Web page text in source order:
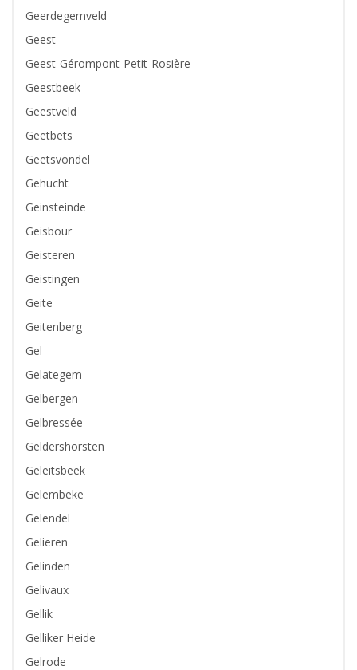
Geerdegemveld
Geest
Geest-Gérompont-Petit-Rosière
Geestbeek
Geestveld
Geetbets
Geetsvondel
Gehucht
Geinsteinde
Geisbour
Geisteren
Geistingen
Geite
Geitenberg
Gel
Gelategem
Gelbergen
Gelbressée
Geldershorsten
Geleitsbeek
Gelembeke
Gelendel
Gelieren
Gelinden
Gelivaux
Gellik
Gelliker Heide
Gelrode